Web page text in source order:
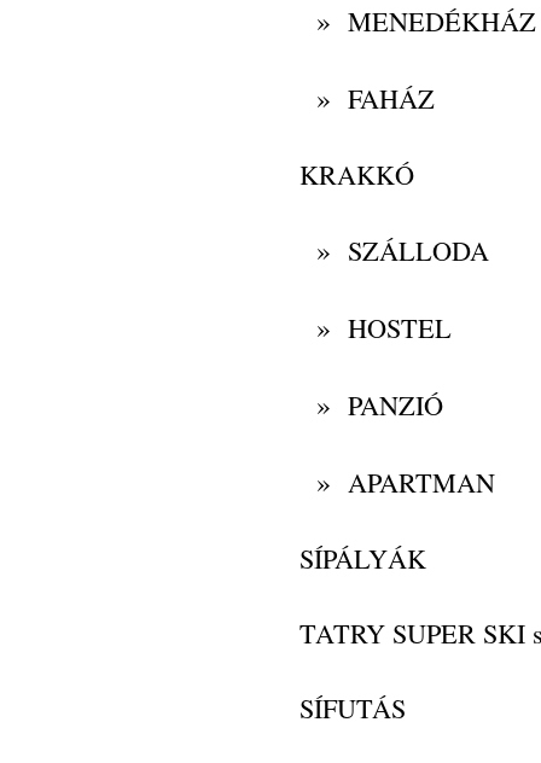
» MENEDÉKHÁZ
» FAHÁZ
KRAKKÓ
» SZÁLLODA
» HOSTEL
» PANZIÓ
» APARTMAN
SÍPÁLYÁK
TATRY SUPER SKI
SÍFUTÁS